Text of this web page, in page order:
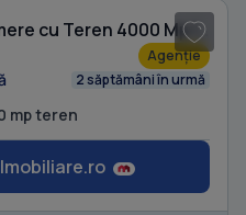
Casă individuală cu 3 camere cu Teren 4000 Mp în Scoarța
Agenție
2 săptămâni în urmă
mp teren